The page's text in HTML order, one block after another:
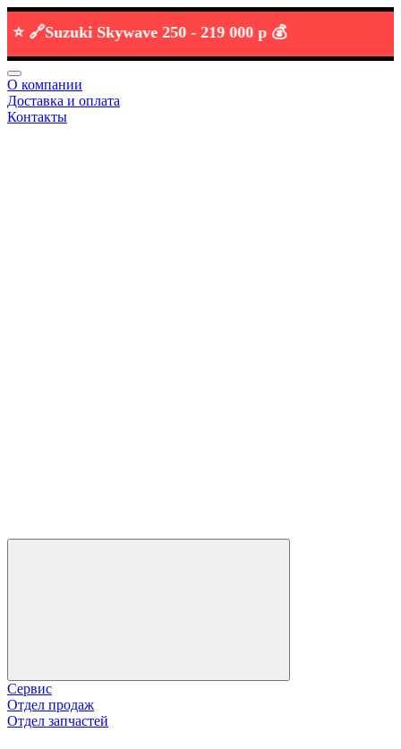
Suzuki Skywave 250 -219 000 р 💰
О компании
Доставка и оплата
Контакты
Сервис
Отдел продаж
Отдел запчастей